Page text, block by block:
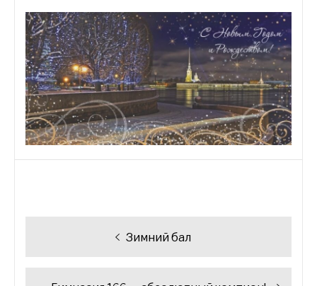
Предыдущая
Зимний бал